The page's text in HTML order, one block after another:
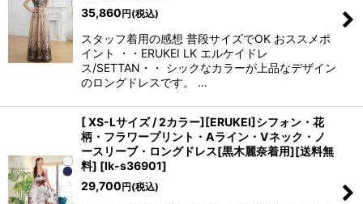
35,860円(税込)
スタッフ着用の感想 普段サイズでOK おススメポ
イント ・・ERUKEI LK エルケイドレ
ス/SETTAN・・ シックなカラーが上品なデザイン
のロングドレスです。 …
[ XS-Lサイズ / 2カラー][ERUKEI]シフォン・花
柄・フラワープリント・Aライン・Vネック・ノ
ースリーブ・ロングドレス[黒木麗奈着用][送料無
料] [lk-s36901]
29,700円(税込)